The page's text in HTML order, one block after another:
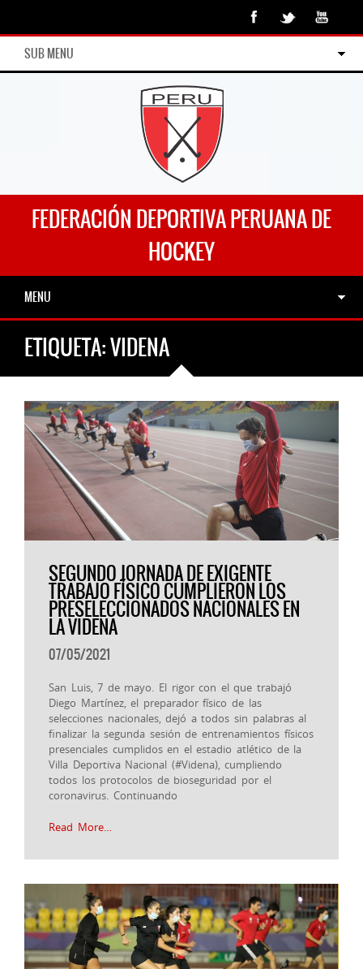
SUB MENU
FEDERACIÓN DEPORTIVA PERUANA DE
HOCKEY
MENU
ETIQUETA:VIDENA
SEGUNDO JORNADA DE EXIGENTE
TRABAJO FÍSICO CUMPLIERON LOS
PRESELECCIONADOS NACIONALES EN
LA VIDENA
07/05/2021
San Luis, 7 de mayo. El rigor con el que trabajó
Diego Martínez, el preparador físico de las
selecciones nacionales, dejó a todos sin palabras al
finalizar la segunda sesión de entrenamientos físicos
presenciales cumplidos en el estadio atlético de la
Villa Deportiva Nacional (#Videna), cumpliendo
todos los protocolos de bioseguridad por el
coronavirus. Continuando
Read More…